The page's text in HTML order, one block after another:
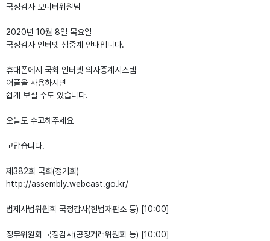
국정감사 모니터위원님
2020년 10월 8일 목요일
국정감사 인터넷 생중계 안내입니다.
휴대폰에서 국회 인터넷 의사중계시스템
어플을 사용하시면
쉽게 보실 수도 있습니다.
오늘도 수고해주세요
고맙습니다.
제382회 국회(정기회)
http://assembly.webcast.go.kr/
법제사법위원회 국정감사(헌법재판소 등) [10:00]
정무위원회 국정감사(공정거래위원회 등) [10:00]